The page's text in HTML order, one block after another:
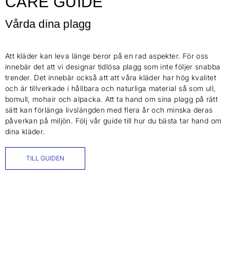
Vårda dina plagg
Att kläder kan leva länge beror på en rad aspekter. För oss
innebär det att vi designar tidlösa plagg som inte följer snabba
trender. Det innebär också att att våra kläder har hög kvalitet
och är tillverkade i hållbara och naturliga material så som ull,
bomull, mohair och alpacka. Att ta hand om sina plagg på rätt
sätt kan förlänga livslängden med flera år och minska deras
påverkan på miljön. Följ vår guide till hur du bästa tar hand om
dina kläder.
TILL GUIDEN